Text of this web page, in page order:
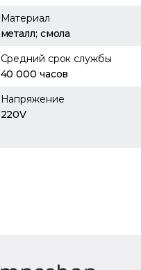
Материал
металл; смола
Средний срок службы
40 000 часов
Напряжение
220V